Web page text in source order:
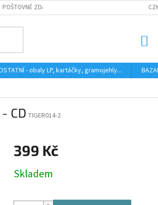
POŠTOVNÉ ZDARMA HODNOCENÍ STAVU
- obaly LP, kartáčky, gramojehly...
CD TIGER014-2
399 Kč
cena:
Skladem